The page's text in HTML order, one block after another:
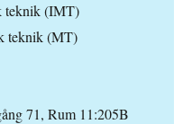
teknik (IMT)
teknik (MT)
71, Rum 11:205B